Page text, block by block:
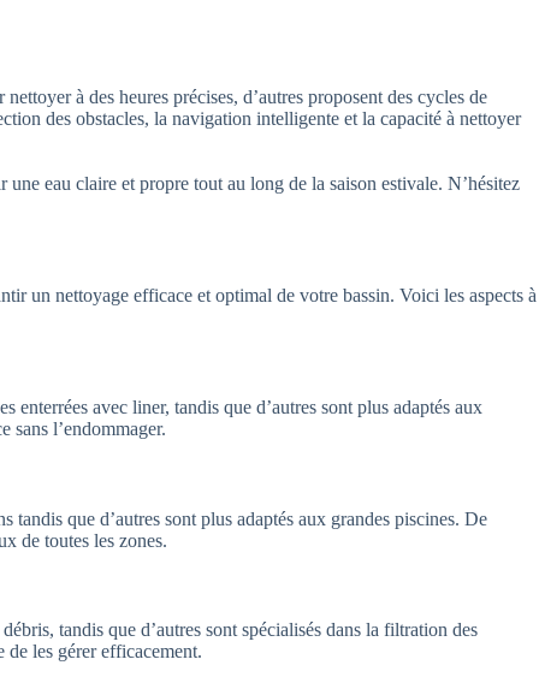
à des heures précises, d’autres proposent des cycles de
des obstacles, la navigation intelligente et la capacité à nettoyer
eau claire et propre tout au long de la saison estivale. N’hésitez
un nettoyage efficace et optimal de votre bassin. Voici les aspects à
avec liner, tandis que d’autres sont plus adaptés aux
sans l’endommager.
que d’autres sont plus adaptés aux grandes piscines. De
de toutes les zones.
tandis que d’autres sont spécialisés dans la filtration des
les gérer efficacement.